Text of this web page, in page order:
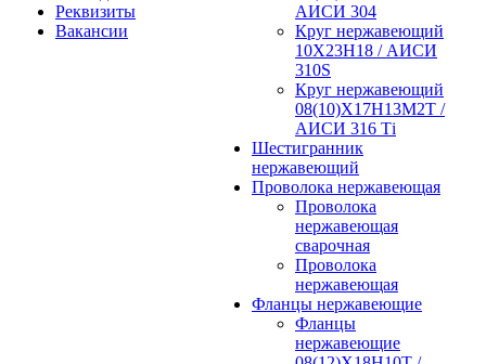
Реквизиты
Вакансии
АИСИ 304
Круг нержавеющий
10Х23Н18 / АИСИ
310S
Круг нержавеющий
08(10)Х17Н13М2Т /
АИСИ 316 Тi
Шестигранник
нержавеющий
Проволока нержавеющая
Проволока
нержавеющая
сварочная
Проволока
нержавеющая
Фланцы нержавеющие
Фланцы
нержавеющие